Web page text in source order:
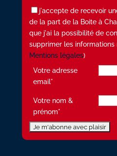
j'accepte de recevoir
de la part de la Boite à
que j'ai la possibilité de
supprimer les informations
Mentions légales)
Votre adresse
email*
Votre nom &
prénom*